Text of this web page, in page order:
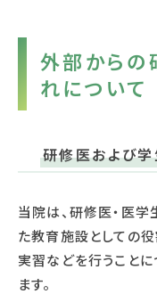
外部からの
れについて
研修医および
当院は、研修医・医
た教育施設としての
実習などを行うこと
ます。